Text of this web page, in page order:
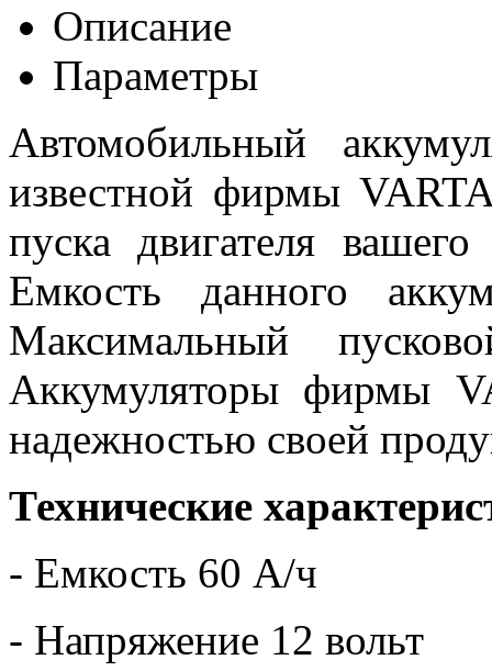
Описание
Параметры
Автомобильный
известной фирмы
пуска двигателя
Емкость данного
Максимальный
Аккумуляторы фирмы
надежностью своей
Технические
- Емкость 60 А/ч
- Напряжение 12 вольт